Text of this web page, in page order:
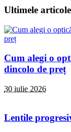
Ultimele articole
Cum alegi o
dincolo de preț
30 iulie 2026
Lentile